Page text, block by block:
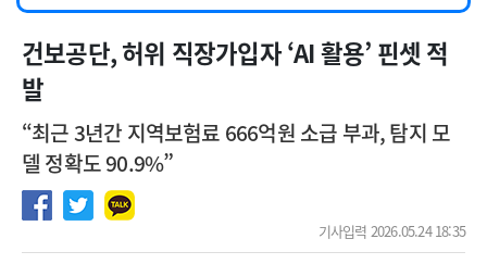
[이대목동병원] 하반기 전공의(레지던트1년차) 모집
[서울아산병원] 2026년 하반기 인턴 모집
[영남대학교의료원] 마취통증의학과 임기제 임상의사 채용
건보공단, 허위 직장가입자 ‘AI 활용’ 핀셋 적
발
“최근 3년간 지역보험료 666억원 소급 부과, 탐지 모
델 정확도 90.9%”
기사입력 2026.05.24 18:35